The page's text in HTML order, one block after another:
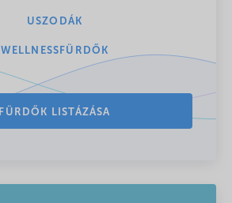
USZODÁK
WELLNESSFÜRDŐK
FÜRDŐK LISTÁZÁSA